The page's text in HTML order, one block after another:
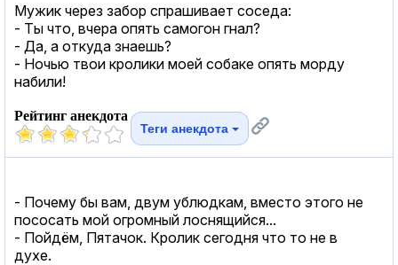
Мужик через забор спрашивает соседа:
- Ты что, вчера опять самогон гнал?
- Да, а откуда знаешь?
- Ночью твои кролики моей собаке опять морду
набили!
Рейтинг анекдота
Теги анекдота
- Почему бы вам, двум ублюдкам, вместо этого не
пососать мой огромный лоснящийся...
- Пойдём, Пятачок. Кролик сегодня что то не в
духе.